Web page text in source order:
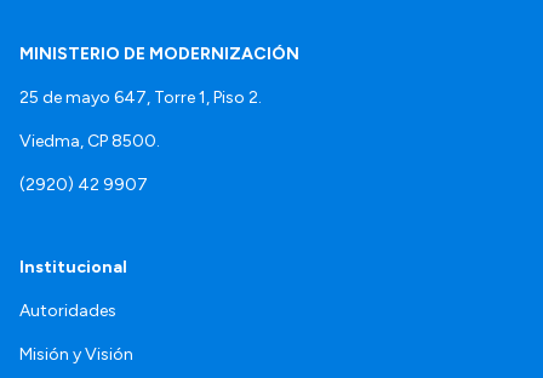
MINISTERIO DE MODERNIZACIÓN
25 de mayo 647, Torre 1, Piso 2.
Viedma, CP 8500.
(2920) 42 9907
Institucional
Autoridades
Misión y Visión